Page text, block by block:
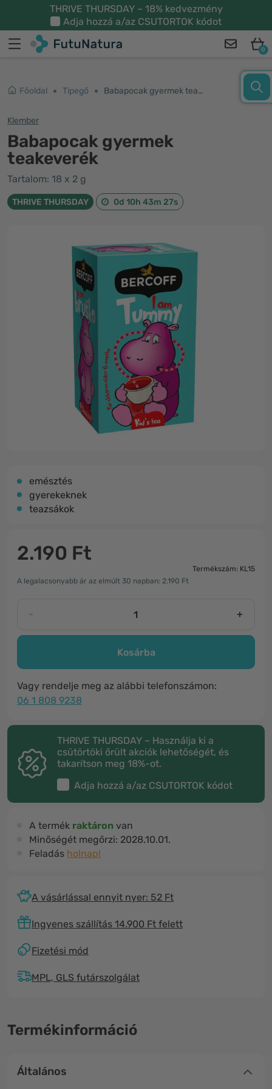
THRIVE THURSDAY – 18% kedvezmény
Adja hozzá a/az CSUTORTOK kódot
0
Főoldal Tipegő Babapocak gyermek teakeverék
Klember
Babapocak gyermek
teakeverék
Tartalom: 18 x 2 g
THRIVE THURSDAY 0d 10h 43m 27s
emésztés
gyerekeknek
teazsákok
2.190 Ft
Termékszám: KL15
A legalacsonyabb ár az elmúlt 30 napban: 2.190 Ft
- +
Kosárba
Vagy rendelje meg az alábbi telefonszámon:
06 1 808 9238
THRIVE THURSDAY – Használja ki a
csütörtöki őrült akciók lehetőségét, és
takarítson meg 18%-ot.
Adja hozzá a/az CSUTORTOK kódot
A termék raktáron van
Minőségét megőrzi: 2028.10.01.
Feladás holnap!
A vásárlással ennyit nyer: 52 Ft
Ingyenes szállítás 14.900 Ft felett
Fizetési mód
MPL, GLS futárszolgálat
Termékinformáció
Általános